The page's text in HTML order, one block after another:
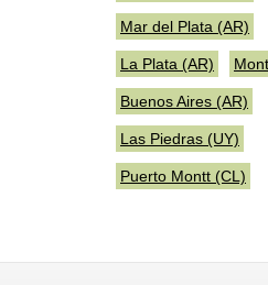
Mar del Plata (AR)
La Plata (AR)
Buenos Aires (AR)
Las Piedras (UY)
Puerto Montt (CL)